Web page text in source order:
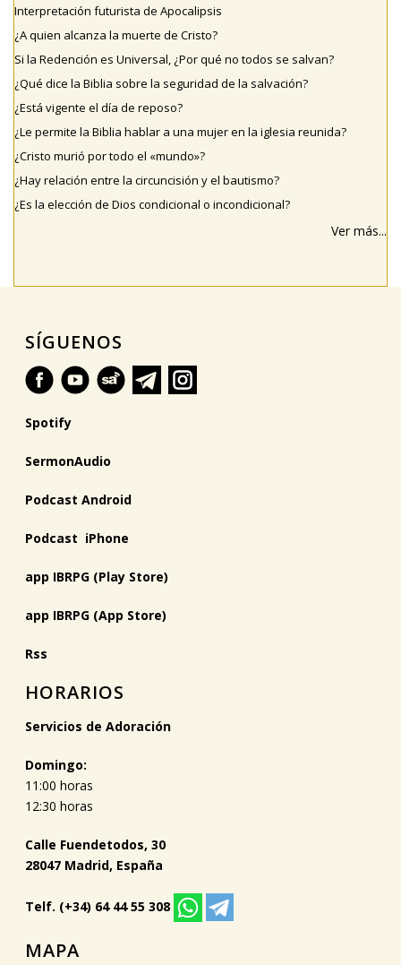
Interpretación futurista de Apocalipsis
¿A quien alcanza la muerte de Cristo?
Si la Redención es Universal, ¿Por qué no todos se salvan?
¿Qué dice la Biblia sobre la seguridad de la salvación?
¿Está vigente el día de reposo?
¿Le permite la Biblia hablar a una mujer en la iglesia reunida?
¿Cristo murió por todo el «mundo»?
¿Hay relación entre la circuncisión y el bautismo?
¿Es la elección de Dios condicional o incondicional?
Ver más...
SÍGUENOS
Spotify
SermonAudio
Podcast Android
Podcast iPhone
app IBRPG (Play Store)
app IBRPG (App Store)
Rss
HORARIOS
Servicios de Adoración
Domingo:
11:00 horas
12:30 horas
Calle Fuendetodos, 30
28047 Madrid, España
Telf. (+34) 64 44 55 308
MAPA